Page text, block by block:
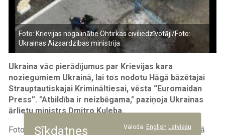
Foto: Krievijas nogalinātie Ohtirkas civiliedzīvotāji/Foto:
Ukrainas Aizsardzības ministrija
Ukraina vāc pierādījumus par Krievijas kara
noziegumiem Ukrainā, lai tos nodotu Hāgā bāzētajai
Strauptautiskajai Krimināltiesai, vēsta “Euromaidan
Press”. "Atbildība ir neizbēgama," paziņoja Ukrainas
ārlietu ministrs Dmitro Kuleba.
Fotoattēla avots ir Ukrainas Aizsardzības ministrija, kurā
Sīkdatnes Valoda: English Latviešu